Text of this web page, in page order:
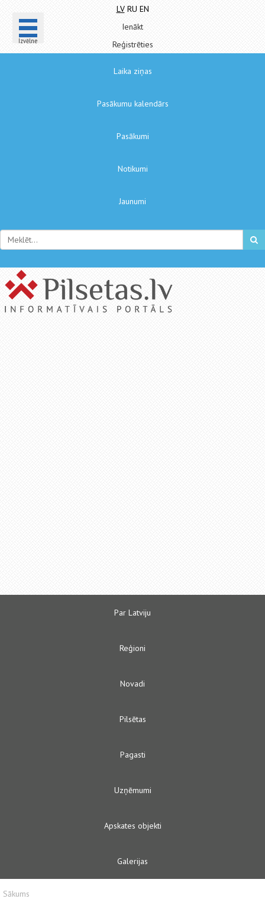
Izvēlne
LV RU EN
Ienākt
Reģistrēties
Laika ziņas
Pasākumu kalendārs
Pasākumi
Notikumi
Jaunumi
Par Latviju
Reģioni
Novadi
Pilsētas
Pagasti
Uzņēmumi
Apskates objekti
Galerijas
Sākums